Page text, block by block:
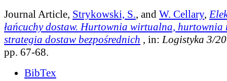
Journal Article, Strykowski, S., and W. Cellary,
łańcuchy dostaw. Hurtownia wirtualna, hurtownia
strategia dostaw bezpośrednich , in: Logistyka 3/
pp. 67-68.
BibTex